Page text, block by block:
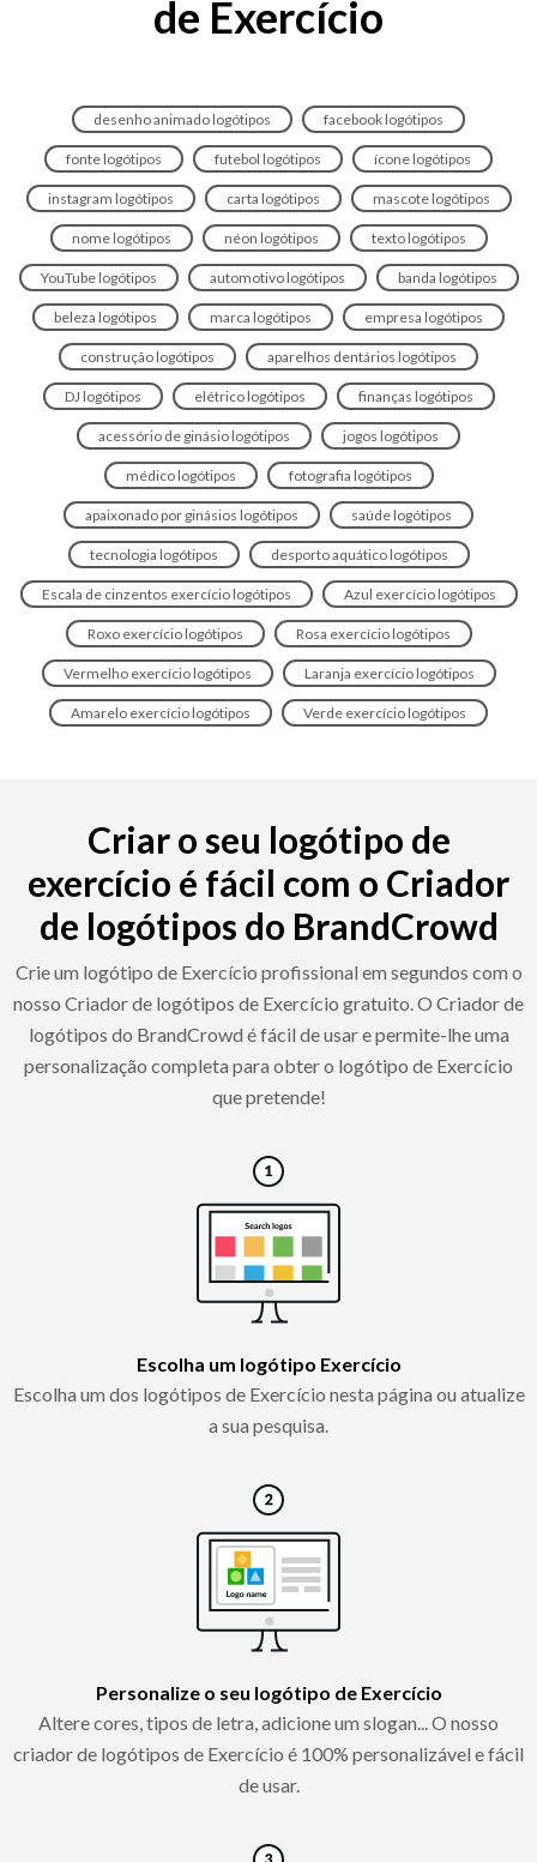
de Exercício
desenho animado logótipos facebook logótipos
fonte logótipos futebol logótipos ícone logótipos
instagram logótipos carta logótipos mascote logótipos
nome logótipos néon logótipos texto logótipos
YouTube logótipos automotivo logótipos banda logótipos
beleza logótipos marca logótipos empresa logótipos
construção logótipos aparelhos dentários logótipos
DJ logótipos elétrico logótipos finanças logótipos
acessório de ginásio logótipos jogos logótipos
médico logótipos fotografia logótipos
apaixonado por ginásios logótipos saúde logótipos
tecnologia logótipos desporto aquático logótipos
Escala de cinzentos exercício logótipos Azul exercício logótipos
Roxo exercício logótipos Rosa exercício logótipos
Vermelho exercício logótipos Laranja exercício logótipos
Amarelo exercício logótipos Verde exercício logótipos
Criar o seu logótipo de
exercício é fácil com o Criador
de logótipos do BrandCrowd
Crie um logótipo de Exercício profissional em segundos com o
nosso Criador de logótipos de Exercício gratuito. O Criador de
logótipos do BrandCrowd é fácil de usar e permite-lhe uma
personalização completa para obter o logótipo de Exercício
que pretende!
Escolha um logótipo Exercício
Escolha um dos logótipos de Exercício nesta página ou atualize
a sua pesquisa.
Personalize o seu logótipo de Exercício
Altere cores, tipos de letra, adicione um slogan... O nosso
criador de logótipos de Exercício é 100% personalizável e fácil
de usar.